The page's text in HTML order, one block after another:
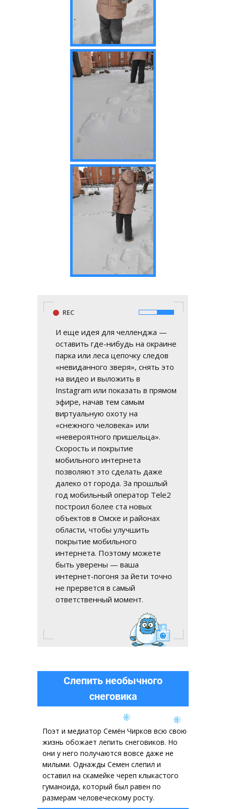
И еще идея для челленджа —
оставить где-нибудь на окраине
парка или леса цепочку следов
«невиданного зверя», снять это
на видео и выложить в
Instagram или показать в прямом
эфире, начав тем самым
виртуальную охоту на
«снежного человека» или
«невероятного пришельца».
Скорость и покрытие
мобильного интернета
позволяют это сделать даже
далеко от города. За прошлый
год мобильный оператор Tele2
построил более ста новых
объектов в Омске и районах
области, чтобы улучшить
покрытие мобильного
интернета. Поэтому можете
быть уверены — ваша
интернет-погоня за йети точно
не прервется в самый
ответственный момент.
REC
Слепить необычного
снеговика
Поэт и медиатор Семён Чирков всю свою
жизнь обожает лепить снеговиков. Но
они у него получаются вовсе даже не
милыми. Однажды Семен слепил и
оставил на скамейке череп клыкастого
гуманоида, который был равен по
размерам человеческому росту.